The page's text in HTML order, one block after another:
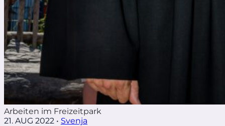
Arbeiten im Freizeitpark
21. AUG 2022 • Svenja